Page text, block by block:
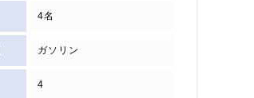
4名
ガソリン
4